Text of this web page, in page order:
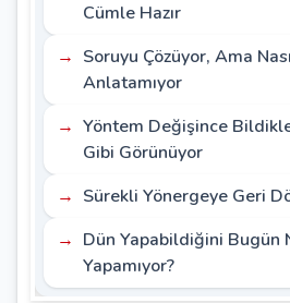
Cümle Hazır
Soruyu Çözüyor, Ama
Anlatamıyor
Yöntem Değişince
Gibi Görünüyor
Sürekli Yönergeye Geri
Dün Yapabildiğini Bugün
Yapamıyor?